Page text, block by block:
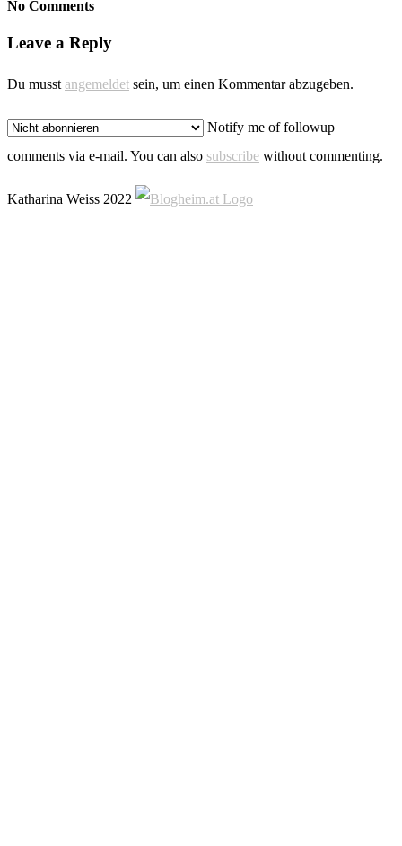
No Comments
Leave a Reply
Du musst angemeldet sein, um einen Kommentar abzugeben.
Notify me of followup
comments via e-mail. You can also subscribe without commenting.
Katharina Weiss 2022